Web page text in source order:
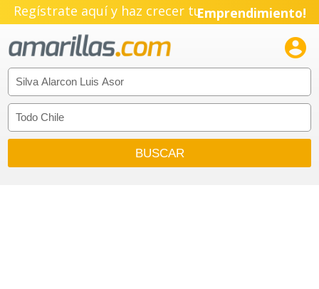
Regístrate aquí y haz crecer tuEmprendimiento!
